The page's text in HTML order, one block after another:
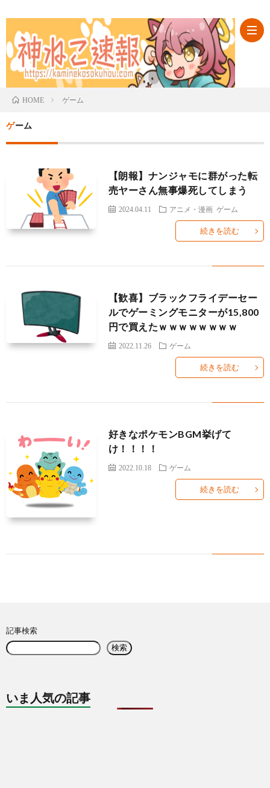
HOME ゲーム
ゲーム
【朗報】ナンジャモに群がった転
売ヤーさん無事爆死してしまう
2024.04.11 アニメ・漫画 ゲーム
続きを読む
【歓喜】ブラックフライデーセー
ルでゲーミングモニターが15,800
円で買えたｗｗｗｗｗｗｗｗ
2022.11.26 ゲーム
続きを読む
好きなポケモンBGM挙げて
け！！！！
2022.10.18 ゲーム
続きを読む
記事検索
検索
いま人気の記事